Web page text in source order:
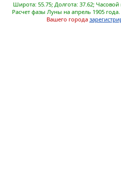
Широта: 55.75; Долгота: 37.62; Часовой
Расчет фазы Луны на апрель 1905 года.
Вашего города